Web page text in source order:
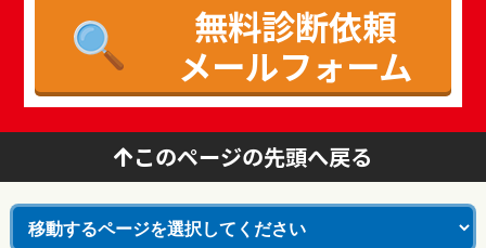
無料診断依頼
メールフォーム
このページの先頭へ戻る